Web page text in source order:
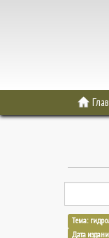
Тема:
Дата